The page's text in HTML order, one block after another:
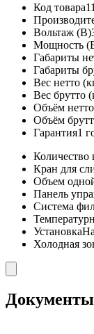
Код товара
Вольтаж (В)
Мощность
Габариты
Габариты
Вес нетто
Вес брутто
Объём
Объём
Гарантия1
Количество
Кран для
Объем
Панель
Система
Установка
Холодная
Документы